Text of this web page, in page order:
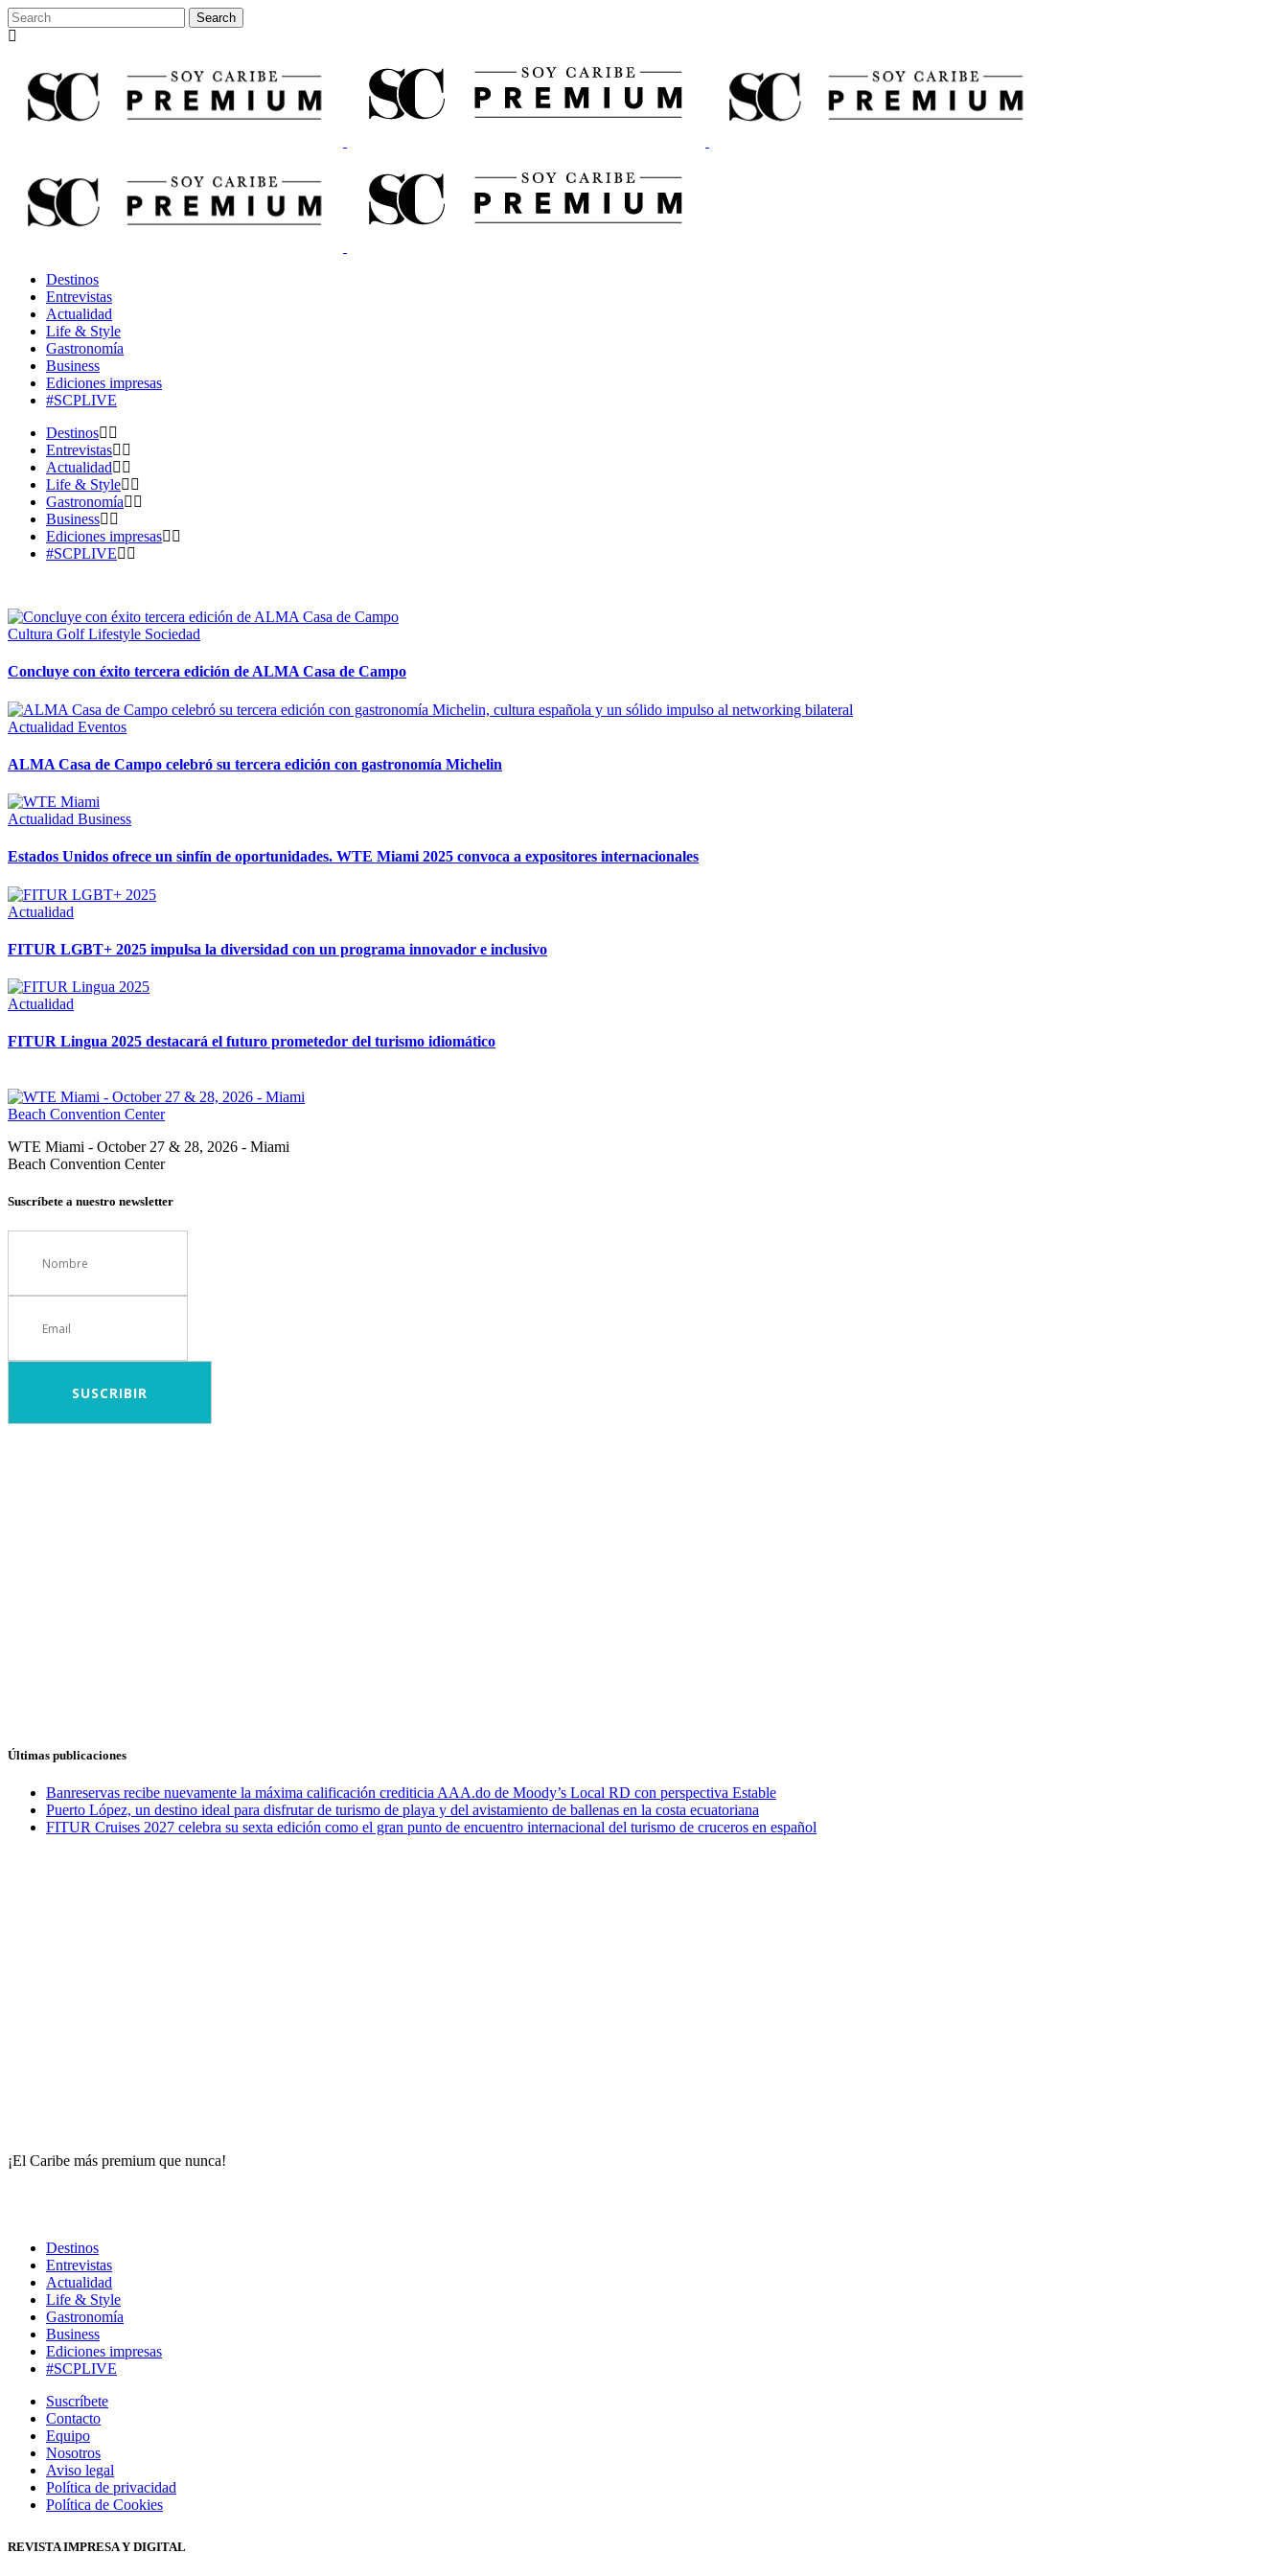
Destinos
Entrevistas
Actualidad
Life & Style
Gastronomía
Business
Ediciones impresas
#SCPLIVE
Destinos
Entrevistas
Actualidad
Life & Style
Gastronomía
Business
Ediciones impresas
#SCPLIVE
Cultura GolfLifestyle Sociedad
Concluye con éxito tercera edición de ALMA Casa de Campo
Actualidad Eventos
ALMA Casa de Campo celebró su tercera edición con gastronomía Michelin
Actualidad Business
Estados Unidos ofrece un sinfín de oportunidades. WTE Miami 2025 convoca a expositores internacionales
Actualidad
FITUR LGBT+ 2025 impulsa la diversidad con un programa innovador e inclusivo
Actualidad
FITUR Lingua 2025 destacará el futuro prometedor del turismo idiomático
WTE Miami - October 27 & 28, 2026 - Miami
Beach Convention Center
Suscríbete a nuestro newsletter
Últimas publicaciones
Banreservas recibe nuevamente la máxima calificación crediticia AAA.do de Moody’s Local RD con perspectiva Estable
Puerto López, un destino ideal para disfrutar de turismo de playa y del avistamiento de ballenas en la costa ecuatoriana
FITUR Cruises 2027 celebra su sexta edición como el gran punto de encuentro internacional del turismo de cruceros en español
¡El Caribe más premium que nunca!
Destinos
Entrevistas
Actualidad
Life & Style
Gastronomía
Business
Ediciones impresas
#SCPLIVE
Suscríbete
Contacto
Equipo
Nosotros
Aviso legal
Política de privacidad
Política de Cookies
REVISTA IMPRESA Y DIGITAL